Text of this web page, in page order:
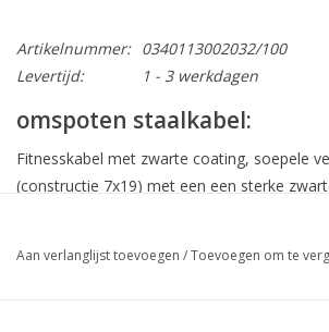
Artikelnummer: 0340113002032/100
Levertijd:
1 - 3 werkdagen
omspoten staalkabel:
Fitnesskabel met zwarte coating, soepele
(constructie 7x19) met een een sterke
verkrijgbaar in vier diameters
Aan verlanglijst toevoegen /Toevoegen om te